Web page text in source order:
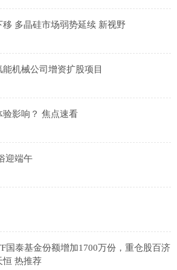
多晶硅市场弱势延续 新视野
机械公司增资扩股项目
影响？ 焦点速看
迎端午
国泰基金份额增加1700万份，重仓股百济
恒 热推荐